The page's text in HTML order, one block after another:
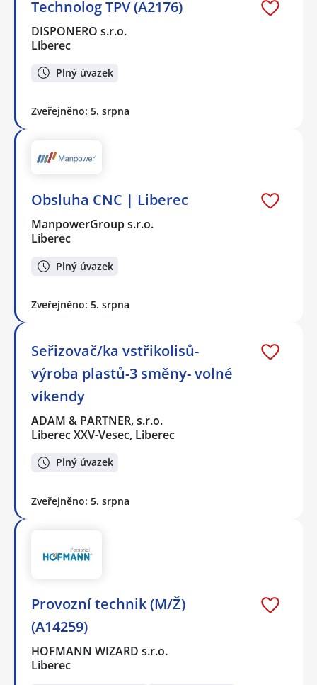
Technolog TPV (A2176)
DISPONERO s.r.o.
Liberec
Plný úvazek
Zveřejněno: 5. srpna
Obsluha CNC | Liberec
ManpowerGroup s.r.o.
Liberec
Plný úvazek
Zveřejněno: 5. srpna
Seřizovač/ka vstřikolisů-
výroba plastů-3 směny- volné
víkendy
ADAM & PARTNER, s.r.o.
Liberec XXV-Vesec, Liberec
Plný úvazek
Zveřejněno: 5. srpna
Provozní technik (M/Ž)
(A14259)
HOFMANN WIZARD s.r.o.
Liberec